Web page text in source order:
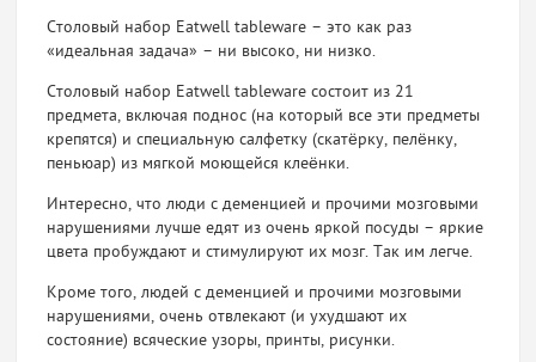
Столовый набор Eatwell tableware – это как раз
«идеальная задача» – ни высоко, ни низко.
Столовый набор Eatwell tableware состоит из 21
предмета, включая поднос (на который все эти предметы
крепятся) и специальную салфетку (скатёрку, пелёнку,
пеньюар) из мягкой моющейся клеёнки.
Интересно, что люди с деменцией и прочими мозговыми
нарушениями лучше едят из очень яркой посуды – яркие
цвета пробуждают и стимулируют их мозг. Так им легче.
Кроме того, людей с деменцией и прочими мозговыми
нарушениями, очень отвлекают (и ухудшают их
состояние) всяческие узоры, принты, рисунки.